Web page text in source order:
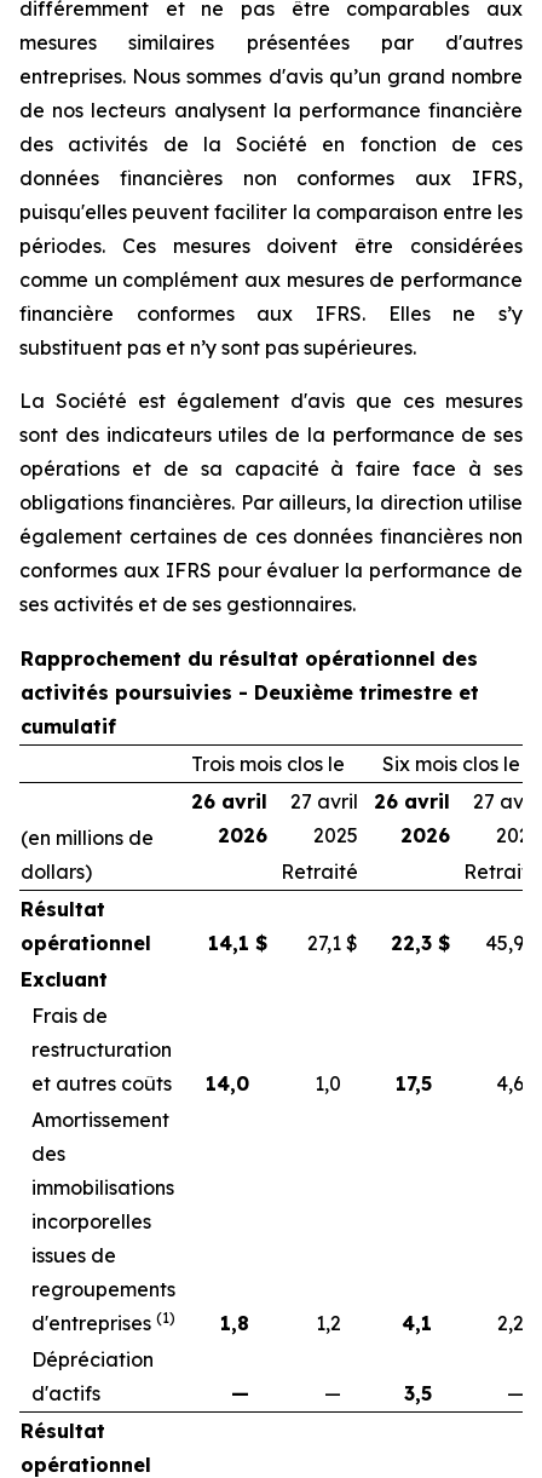
différemment et ne pas être comparables aux
mesures similaires présentées par d'autres
entreprises. Nous sommes d'avis qu’un grand nombre
de nos lecteurs analysent la performance financière
des activités de la Société en fonction de ces
données financières non conformes aux IFRS,
puisqu'elles peuvent faciliter la comparaison entre les
périodes. Ces mesures doivent être considérées
comme un complément aux mesures de performance
financière conformes aux IFRS. Elles ne s’y
substituent pas et n’y sont pas supérieures.
La Société est également d'avis que ces mesures
sont des indicateurs utiles de la performance de ses
opérations et de sa capacité à faire face à ses
obligations financières. Par ailleurs, la direction utilise
également certaines de ces données financières non
conformes aux IFRS pour évaluer la performance de
ses activités et de ses gestionnaires.
Rapprochement du résultat opérationnel des
activités poursuivies - Deuxième trimestre et
cumulatif
Trois mois clos le
Six mois clos le
(en millions de
dollars)
26 avril
2026
27 avril
2025
26 avril
2026
27 avril
2025
Retraité
Retraité
Résultat
opérationnel
14,1 $ 27,1 $ 22,3 $ 45,9
Excluant
Frais de
restructuration
et autres coûts
14,0 1,0 17,5
4,6
Amortissement
des
immobilisations
incorporelles
issues de
regroupements
d'entreprises (1) 1,8 1,2 4,1
2,2
Dépréciation
d'actifs
— — 3,5
—
Résultat
opérationnel